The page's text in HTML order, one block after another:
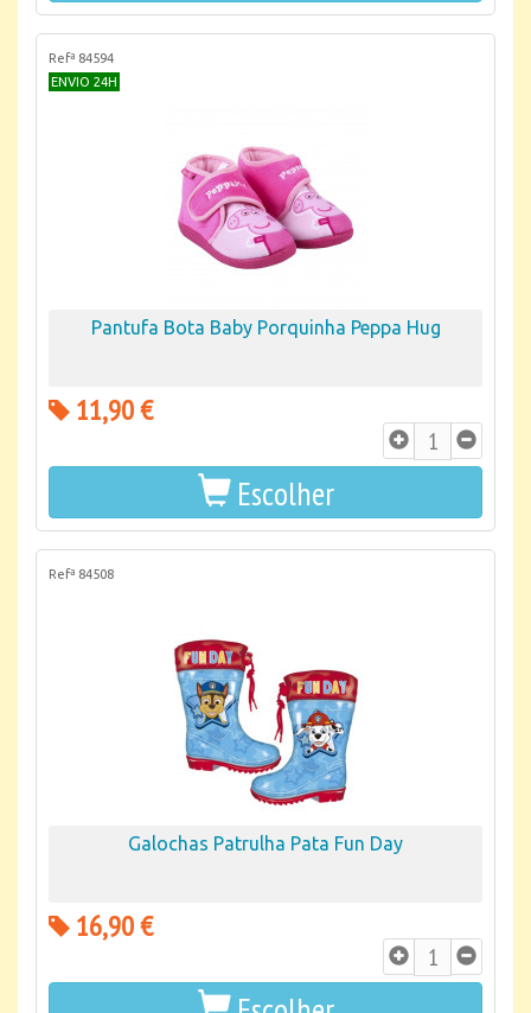
Refª 84594
ENVIO 24H
Pantufa Bota Baby Porquinha Peppa Hug
11,90 €
Escolher
Refª 84508
Galochas Patrulha Pata Fun Day
16,90 €